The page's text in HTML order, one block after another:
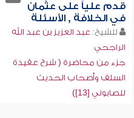
قدم علياً على عثمان
في الخلافة , الأسئلة
للشيخ: عبد العزيز بن عبد الله
الراجحي
جزء من محاضرة ( شرح عقيدة
السلف وأصحاب الحديث
للصابوني [13])